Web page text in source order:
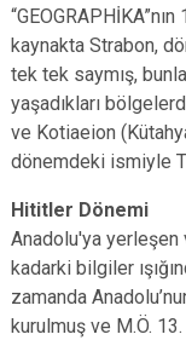
kaynakta Strabon,
tek tek saymış,
yaşadıkları
ve Kotiaeion
dönemdeki ismiyle
Hititler Dönemi
Anadolu'ya yerleşen
kadarki bilgiler
zamanda
kurulmuş ve M.Ö.